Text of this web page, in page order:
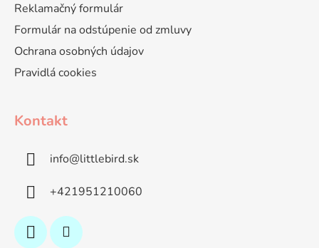
Reklamačný formulár
Formulár na odstúpenie od zmluvy
Ochrana osobných údajov
Pravidlá cookies
Kontakt
info@littlebird.sk
+421951210060